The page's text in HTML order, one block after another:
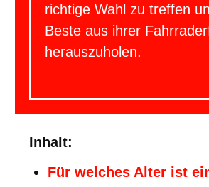
richtige Wahl zu treffen
Beste aus ihrer
herauszuholen.
Inhalt:
Für welches Alter ist